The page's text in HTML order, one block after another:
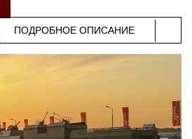
ПОДРОБНОЕ ОПИСАНИЕ